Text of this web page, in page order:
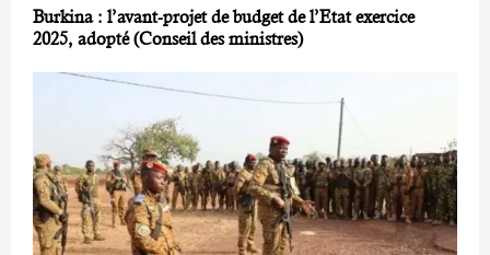
Burkina : l’avant-projet de budget de l’Etat exercice
2025, adopté (Conseil des ministres)